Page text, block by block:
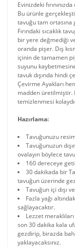
Evinizdeki
Bu ürünle
tavuğu tam ortasına
Fırındaki sıcaklık
bir yere değmediği ve
oranda pişer. Dış
içinin de tamamen
suyunu
tavuk dışında hindi
Çevirme Ayakları
madden üretilmiştir.
temizlenmesi
Hazırlama:
Tavuğunuzu
Tavuğunuzun
ovalayın böylece
160 dereceye
30 dakikada bir
tavuğun üzerinde
Tavuğun içi dışı
Fazla yağı
sağlayacaktır.
Lezzet
son 30 dakika kala
gezdirip, birazda
yaklayacaksınız.